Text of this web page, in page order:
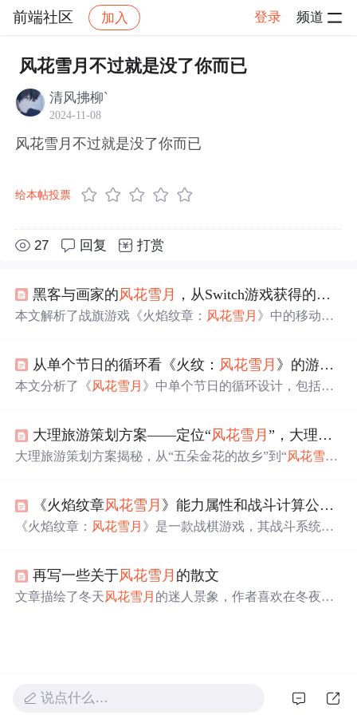
前端社区 加入 登录 频道
社区 前端社区 感慨 帖子详情
风花雪月不过就是没了你而已
清风拂柳`
2024-11-08
风花雪月不过就是没了你而已
给本帖投票
27 回复 打赏
黑客与画家的风花雪月 ，从Switch游戏获得的灵感
本文解析了战旗游戏《火焰纹章： 风花雪月 》中的移动逻
从单个节日的循环看《火纹： 风花雪月 》的游戏节奏把控
本文分析了《风花雪月 》中单个节日的循环设计，包括工
情和系统设计，构建了良好的玩家体验，同时保持了剧情
和玩法的紧密联系。
大理旅游策划方案——定位“风花雪月”，大理游客翻倍！
大理旅游策划方案揭秘，从“五朵金花的故乡”到“风花雪月
《火焰纹章风花雪月 》能力属性和战斗计算公式研究
《火焰纹章： 风花雪月 》是一款战棋游戏，其战斗系统简
包括HP、移动、力量、魔力、技巧、速度、幸运、防守、
魔防和魅力。战斗中，物理和魔法攻击受相应属性影响，
再写一些关于风花雪月 的散文
文章描绘了冬天风花雪月 的迷人景象，作者喜欢在冬夜漫
说点什么…